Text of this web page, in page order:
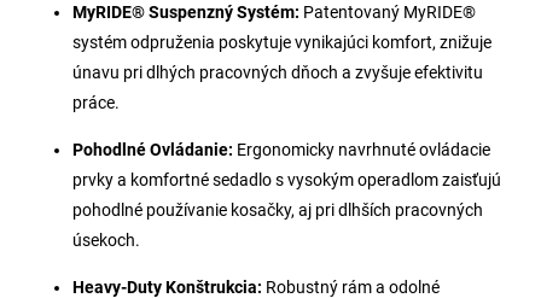
MyRIDE® Suspenzný Systém: Patentovaný MyRIDE®
systém odpruženia poskytuje vynikajúci komfort, znižuje
únavu pri dlhých pracovných dňoch a zvyšuje efektivitu
práce.
Pohodlné Ovládanie: Ergonomicky navrhnuté ovládacie
prvky a komfortné sedadlo s vysokým operadlom zaisťujú
pohodlné používanie kosačky, aj pri dlhších pracovných
úsekoch.
Heavy-Duty Konštrukcia: Robustný rám a odolné